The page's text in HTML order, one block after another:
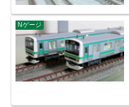
Nゲージ